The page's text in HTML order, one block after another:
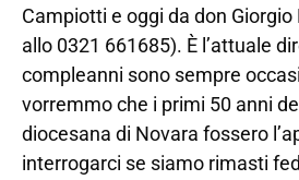
Campiotti e oggi da don
allo 0321 661685). È l’attuale
compleanni sono sempre
vorremmo che i primi 50 anni
diocesana di Novara fossero
interrogarci se siamo rimasti